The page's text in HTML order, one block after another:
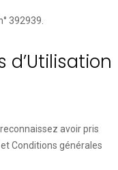
392939.
d’Utilisation
avoir pris
Conditions générales